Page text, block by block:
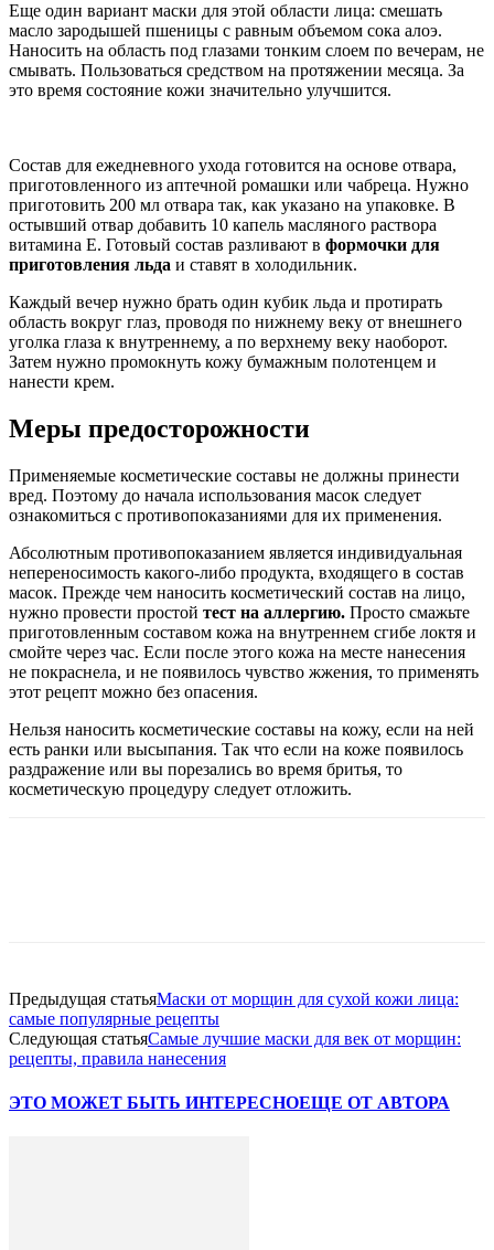
Еще один вариант маски для этой области лица: смешать
масло зародышей пшеницы с равным объемом сока алоэ.
Наносить на область под глазами тонким слоем по вечерам, не
смывать. Пользоваться средством на протяжении месяца. За
это время состояние кожи значительно улучшится.
Состав для ежедневного ухода готовится на основе отвара,
приготовленного из аптечной ромашки или чабреца. Нужно
приготовить 200 мл отвара так, как указано на упаковке. В
остывший отвар добавить 10 капель масляного раствора
витамина E. Готовый состав разливают в формочки для
приготовления льда и ставят в холодильник.
Каждый вечер нужно брать один кубик льда и протирать
область вокруг глаз, проводя по нижнему веку от внешнего
уголка глаза к внутреннему, а по верхнему веку наоборот.
Затем нужно промокнуть кожу бумажным полотенцем и
нанести крем.
Меры предосторожности
Применяемые косметические составы не должны принести
вред. Поэтому до начала использования масок следует
ознакомиться с противопоказаниями для их применения.
Абсолютным противопоказанием является индивидуальная
непереносимость какого-либо продукта, входящего в состав
масок. Прежде чем наносить косметический состав на лицо,
нужно провести простой тест на аллергию. Просто смажьте
приготовленным составом кожа на внутреннем сгибе локтя и
смойте через час. Если после этого кожа на месте нанесения
не покраснела, и не появилось чувство жжения, то применять
этот рецепт можно без опасения.
Нельзя наносить косметические составы на кожу, если на ней
есть ранки или высыпания. Так что если на коже появилось
раздражение или вы порезались во время бритья, то
косметическую процедуру следует отложить.
Предыдущая статьяМаски от морщин для сухой кожи лица:
самые популярные рецепты
Следующая статьяСамые лучшие маски для век от морщин:
рецепты, правила нанесения
ЭТО МОЖЕТ БЫТЬ ИНТЕРЕСНОЕЩЕ ОТ АВТОРА